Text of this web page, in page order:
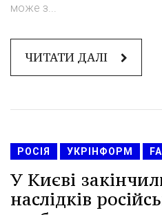
може з...
ЧИТАТИ ДАЛІ
РОСІЯ УКРІНФОРМ
У Києві
наслідків